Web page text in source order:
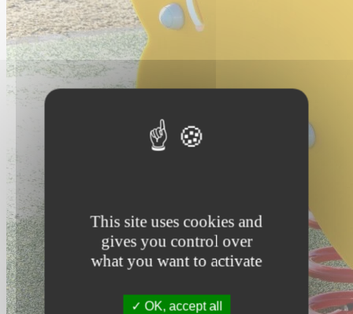
This site uses cookies and
gives you control over
what you want to activate
OK, accept all